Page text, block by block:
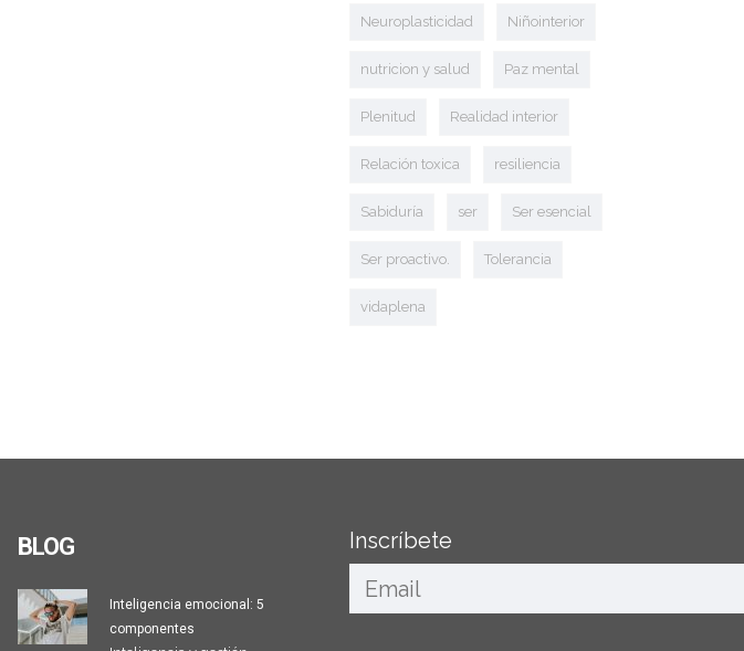
Neuroplasticidad Niñointerior
nutricion y salud Paz mental
Plenitud Realidad interior
Relación toxica resiliencia
Sabiduría ser Ser esencial
Ser proactivo. Tolerancia
vidaplena
BLOG
Inteligencia emocional: 5
componentes
Inscríbete